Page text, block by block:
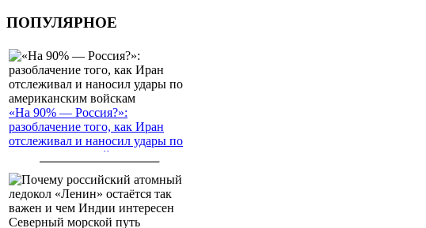
ПОПУЛЯРНОЕ
«На 90% — Россия?»:
разоблачение того, как Иран
отслеживал и наносил удары по
американским войскам